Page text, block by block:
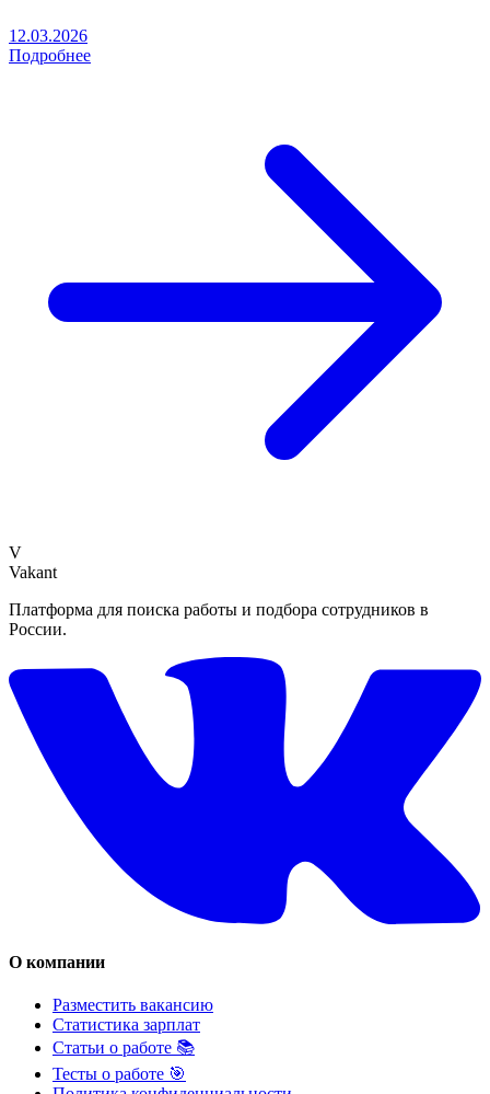
12.03.2026
Подробнее
V
Vakant
Платформа для поиска работы и подбора сотрудников в
России.
О компании
Разместить вакансию
Статистика зарплат
Статьи о работе 📚
Тесты о работе 🎯